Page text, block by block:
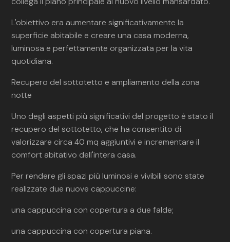
L'obiettivo era aumentare significativamente la
superficie abitabile e creare una casa moderna,
luminosa e perfettamente organizzata per la vita
quotidiana.
Recupero del sottotetto e ampliamento della zona
notte
Uno degli aspetti più significativi del progetto è stato il
recupero del sottotetto, che ha consentito di
valorizzare circa 40 mq aggiuntivi e incrementare il
comfort abitativo dell'intera casa.
Per rendere gli spazi più luminosi e vivibili sono state
realizzate due nuove cappuccine:
una cappuccina con copertura a due falde;
una cappuccina con copertura piana.